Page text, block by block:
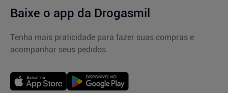
Baixe o app da Drogasmil
Tenha mais praticidade para fazer suas compras e
acompanhar seus pedidos